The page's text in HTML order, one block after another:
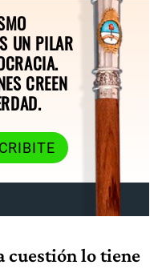
UN PILAR
CREEN
cuestión lo tiene